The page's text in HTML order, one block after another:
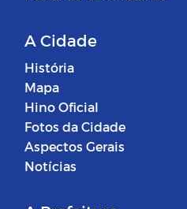
A Cidade
História
Mapa
Hino Oficial
Fotos da Cidade
Aspectos Gerais
Notícias